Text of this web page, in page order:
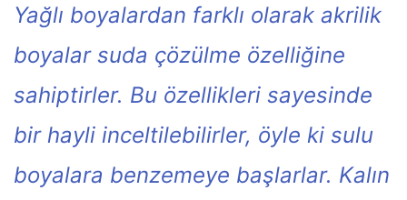
Yağlı boyalardan farklı olarak akrilik
boyalar suda çözülme özelliğine
sahiptirler. Bu özellikleri sayesinde
bir hayli inceltilebilirler, öyle ki sulu
boyalara benzemeye başlarlar. Kalın